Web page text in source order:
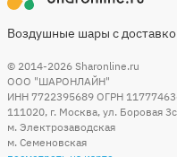
Воздушные шары с
© 2014-2026 Sharonline.ru
ООО "ШАРОНЛАЙН"
ИНН 7722395689 ОГРН
111020, г. Москва, ул. Боровая
м. Электрозаводская
м. Семеновская